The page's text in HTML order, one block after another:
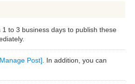
to 3 business days to publish these
Post] . In addition, you can